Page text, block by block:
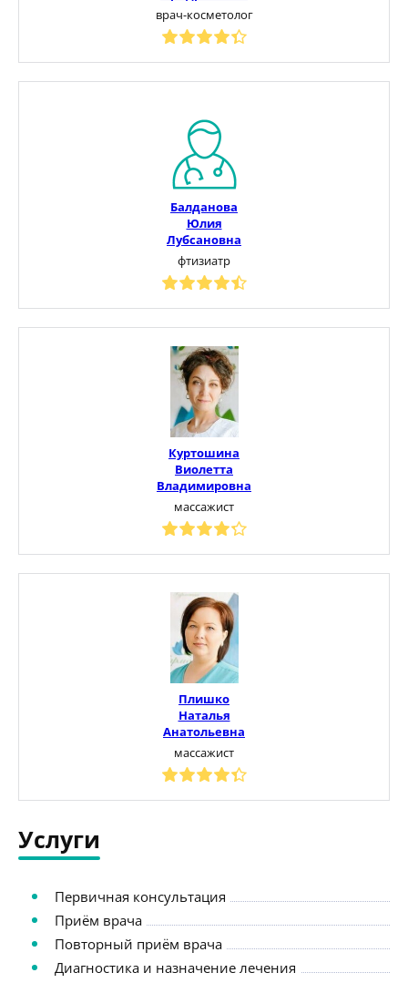
врач-косметолог
Балданова
Юлия
Лубсановна
фтизиатр
Куртошина
Виолетта
Владимировна
массажист
Плишко
Наталья
Анатольевна
массажист
Услуги
Первичная консультация
Приём врача
Повторный приём врача
Диагностика и назначение лечения